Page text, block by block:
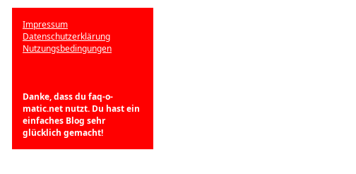
Impressum
Datenschutzerklärung
Nutzungsbedingungen
Danke, dass du faq-o-
matic.net nutzt. Du hast ein
einfaches Blog sehr
glücklich gemacht!